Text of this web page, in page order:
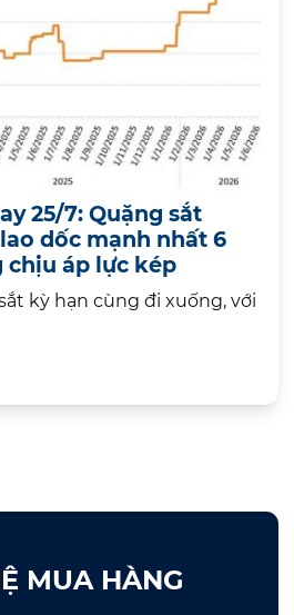
25/7: Quặng sắt
dốc mạnh nhất 6
áp lực kép
kỳ hạn cùng đi xuống, với
MUA HÀNG